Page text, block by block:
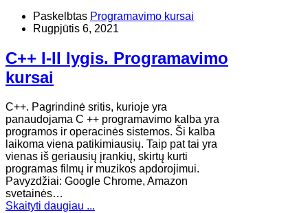
Paskelbtas Programavimo kursai
Rugpjūtis 6, 2021
C++ I-II lygis. Programavimo
kursai
C++. Pagrindinė sritis, kurioje yra
panaudojama C ++ programavimo kalba yra
programos ir operacinės sistemos. Ši kalba
laikoma viena patikimiausių. Taip pat tai yra
vienas iš geriausių įrankių, skirtų kurti
programas filmų ir muzikos apdorojimui.
Pavyzdžiai: Google Chrome, Amazon
svetainės…
Skaityti daugiau ...